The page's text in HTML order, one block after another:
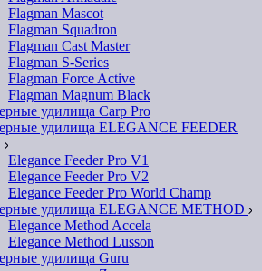
Flagman Mascot
Flagman Squadron
Flagman Cast Master
Flagman S-Series
Flagman Force Active
Flagman Magnum Black
удилища Carp Pro
удилища ELEGANCE FEEDER
Elegance Feeder Pro V1
Elegance Feeder Pro V2
Elegance Feeder Pro World Champ
удилища ELEGANCE METHOD
Elegance Method Accela
Elegance Method Lusson
удилища Guru